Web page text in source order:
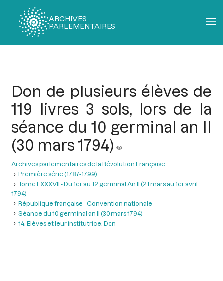
ARCHIVES
PARLEMENTAIRES
Don de plusieurs élèves de
119 livres 3 sols, lors de la
séance du 10 germinal an II
(30 mars 1794)
Archives parlementaires de la Révolution Française
Première série (1787-1799)
Tome LXXXVII - Du 1er au 12 germinal An II (21 mars au 1er avril
1794)
République française - Convention nationale
Séance du 10 germinal an II (30 mars 1794)
14. Elèves et leur institutrice. Don